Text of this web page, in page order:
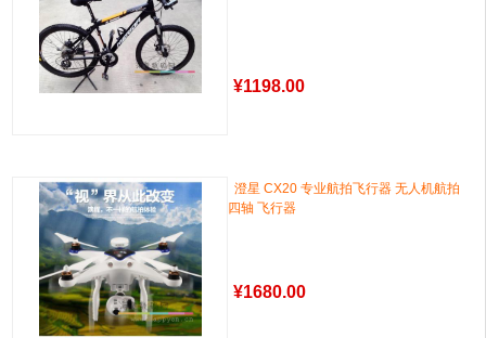
¥1198.00
澄星 CX20 专业航拍飞行器 无人机航拍
四轴 飞行器
¥1680.00